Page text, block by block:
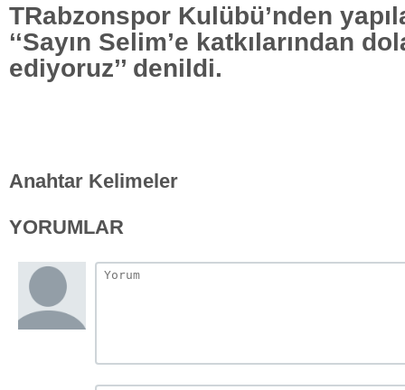
TRabzonspor Kulübü’nden
‘‘Sayın Selim’e katkılarından
ediyoruz’’ denildi.
Anahtar Kelimeler
YORUMLAR